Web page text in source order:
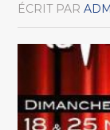
ÉCRIT PAR